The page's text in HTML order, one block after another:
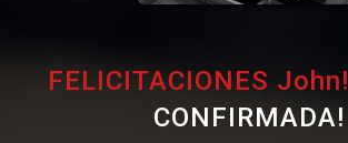
FELICITACIONES John!
CONFIRMADA!